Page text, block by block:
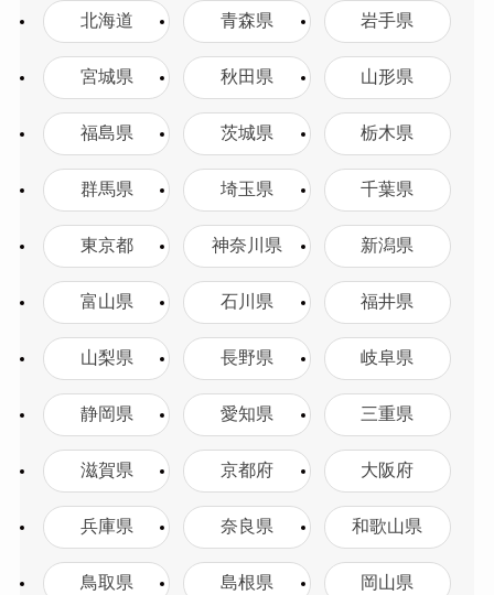
北海道 青森県 岩手県
宮城県 秋田県 山形県
福島県 茨城県 栃木県
群馬県 埼玉県 千葉県
東京都 神奈川県 新潟県
富山県 石川県 福井県
山梨県 長野県 岐阜県
静岡県 愛知県 三重県
滋賀県 京都府 大阪府
兵庫県 奈良県 和歌山県
鳥取県 島根県 岡山県